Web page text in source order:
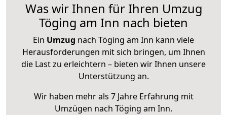
Was wir Ihnen für Ihren Umzug
Töging am Inn nach bieten
Ein Umzug nach Töging am Inn kann viele
Herausforderungen mit sich bringen, um Ihnen
die Last zu erleichtern – bieten wir Ihnen unsere
Unterstützung an.
Wir haben mehr als 7 Jahre Erfahrung mit
Umzügen nach Töging am Inn.